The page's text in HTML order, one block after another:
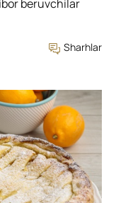
beruvchilar
Sharhlar